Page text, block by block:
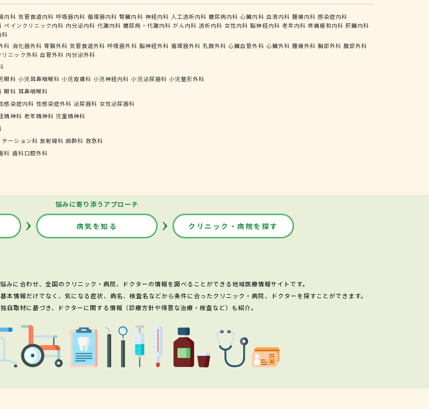
内科 気管食道内科 呼吸器内科 循環器内科 腎臓内科 神経内科 人工透析内科 糖尿病内科 心臓内科 血液内科 腫瘍内科 感染症内科
ペインクリニック内科 内分泌内科 代謝内科 糖尿病・代謝内科 がん内科 透析内科 女性内科 脳神経内科 老年内科 疼痛緩和内科 肝臓内科
科
科 消化器外科 胃腸外科 気管食道外科 呼吸器外科 脳神経外科 循環器外科 乳腺外科 心臓血管外科 心臓外科 腫瘍外科 胸部外科 腹部外科
リニック外科 血管外科 内分泌外科
眼科 小児耳鼻咽喉科 小児皮膚科 小児神経内科 小児泌尿器科 小児整形外科
眼科 耳鼻咽喉科
感染症内科 性感染症外科 泌尿器科 女性泌尿器科
精神科 老年精神科 児童精神科
テーション科 放射線科 麻酔科 救急科
科 歯科口腔外科
悩みに寄り添うアプローチ
病気を知る クリニック・病院を探す
みに合わせ、全国のクリニック・病院、ドクターの情報を調べることができる地域医療情報サイトです。
情報だけでなく、気になる症状、病名、検査名などから条件に合ったクリニック・病院、ドクターを探すことができます。
自取材に基づき、ドクターに関する情報（診療方針や得意な治療・検査など）も紹介。